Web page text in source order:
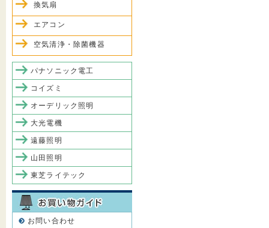
換気扇
エアコン
空気清浄・除菌機器
パナソニック電工
コイズミ
オーデリック照明
大光電機
遠藤照明
山田照明
東芝ライテック
お問い合わせ